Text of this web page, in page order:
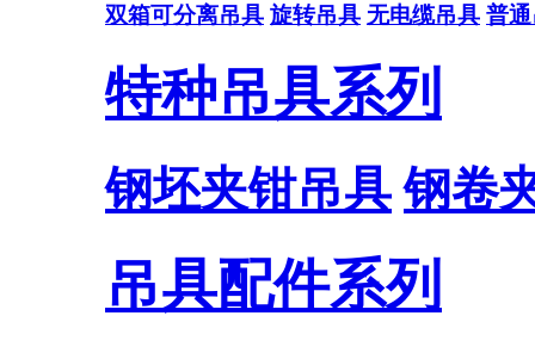
双箱可分离吊具 旋转吊具 无电缆吊具 普
特种吊具系列
钢坯夹钳吊具 钢卷
吊具配件系列